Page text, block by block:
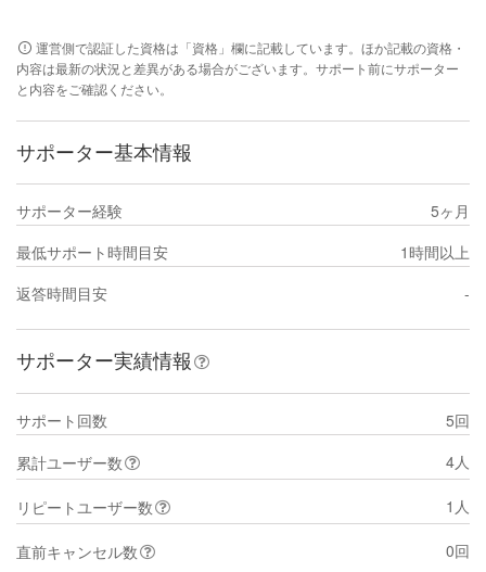
運営側で認証した資格は「資格」欄に記載しています。ほか記載の資格・
内容は最新の状況と差異がある場合がございます。サポート前にサポーター
と内容をご確認ください。
サポーター基本情報
サポーター経験
5ヶ月
最低サポート時間目安
1時間以上
返答時間目安
-
サポーター実績情報
サポート回数
5回
累計ユーザー数
4人
リピートユーザー数 1人
直前キャンセル数 0回